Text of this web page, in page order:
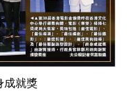
成就獎